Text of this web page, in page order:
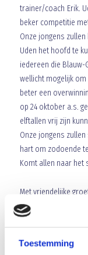
Toestemming
trainer/coach Erik.
beker competitie
Onze jongens
Uden het hoofd te
iedereen die Blauw-
wellicht mogelijk
beter een
op 24 oktober a.s.
elftallen vrij zijn
Onze jongens
hart om zodoende
Komt allen naar het
Met vriendelijke
Stephan Kouwenberg